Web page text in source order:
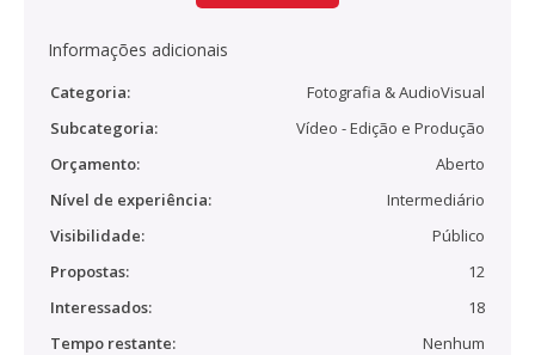
Informações adicionais
Categoria:
Fotografia & AudioVisual
Subcategoria:
Vídeo - Edição e Produção
Orçamento:
Aberto
Nível de experiência:
Intermediário
Visibilidade:
Público
Propostas:
12
Interessados:
18
Tempo restante:
Nenhum